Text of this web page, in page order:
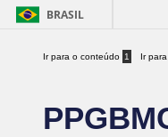
BRASIL
Ir para o conteúdo 1 Ir